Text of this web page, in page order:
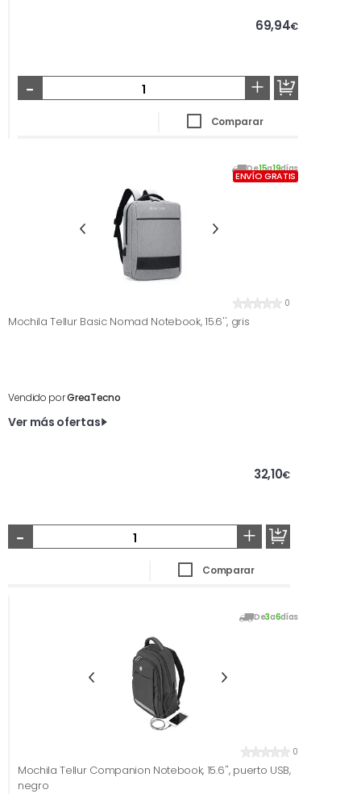
69,94€
- +
Comparar
De15a19días
ENVÍO GRATIS
0
Mochila Tellur Basic Nomad Notebook, 15.6'', gris
Vendido porGreaTecno
Ver más ofertas
32,10€
- +
Comparar
De3a6días
0
Mochila Tellur Companion Notebook, 15.6'', puerto USB,
negro